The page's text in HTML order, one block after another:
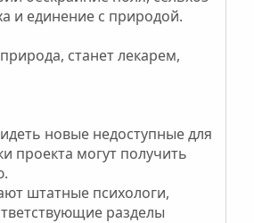
и единение с природой.
станет лекарем,
новые недоступные для
проекта могут получить
штатные психологи,
разделы